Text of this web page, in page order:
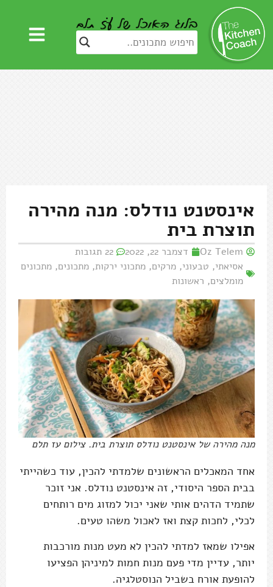
אינסטנט נודלס: מנה מהירה
תוצרת בית
Oz Telem דצמבר 22, 2022
22 תגובות
אסיאתי, טבעוני, מרקים, מתכוני ירקות, מתכונים, מתכונים
מומלצים, ראשונות
מנה מהירה של אינסטנט נודלס תוצרת בית. צילום עז תלם
אחד המאכלים הראשונים שלמדתי להכין, עוד כשהייתי
בבית הספר היסודי, זה אינסטנט נודלס. אני זוכר
שתמיד הדהים אותי שאני יכול למזוג מים רותחים
לכלי, לחכות קצת ואז לאכול משהו טעים.
אפילו שמאז למדתי להכין לא מעט מנות מורכבות
יותר, עדיין מדי פעם מנות חמות למיניהן הפציעו
להופעת אורח בשביל הנוסטלגיה.